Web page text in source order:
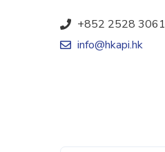
+852 2528 3061
info@hkapi.hk